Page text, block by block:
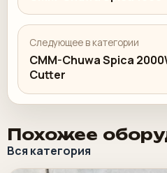
Следующее в категории
CMM-Chuwa Spica
Cutter
Похожее
Вся категория